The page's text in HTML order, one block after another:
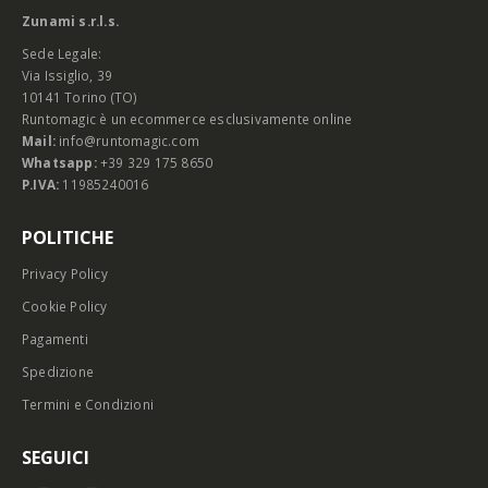
Zunami s.r.l.s.
Sede Legale:
Via Issiglio, 39
10141 Torino (TO)
Runtomagic è un ecommerce esclusivamente online
Mail: info@runtomagic.com
Whatsapp: +39 329 175 8650
P.IVA: 11985240016
POLITICHE
Privacy Policy
Cookie Policy
Pagamenti
Spedizione
Termini e Condizioni
SEGUICI